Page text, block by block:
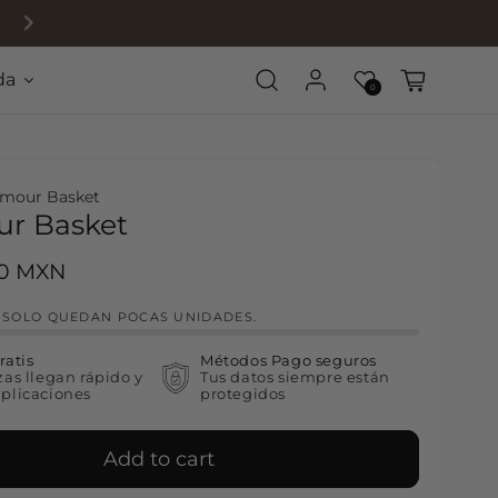
Log in Wishlist
0 Cart
Basket
Basket
MXN
QUEDAN POCAS UNIDADES.
llegan rápido y
Métodos Pago seguros
Tus datos siempre están
protegidos
Add to cart